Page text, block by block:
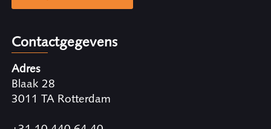
Contactgegevens
Adres
Blaak 28
3011 TA Rotterdam